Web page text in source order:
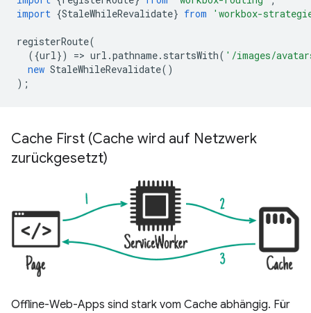
import {StaleWhileRevalidate} from 'workbox-
registerRoute(
({url}) => url .pathname. startsWith( '/images/
new StaleWhileRevalidate()
);
Cache First (Cache wird auf Netzwerk
zurückgesetzt)
Offline-Web-Apps sind stark vom Cache abhängig. Für